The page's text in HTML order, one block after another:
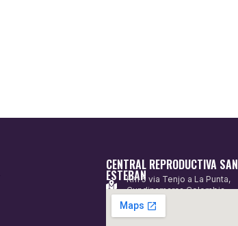
CENTRAL REPRODUCTIVA SAN
ESTEBANKm 5 via Tenjo a La Punta,
Cundinamarca Colombia